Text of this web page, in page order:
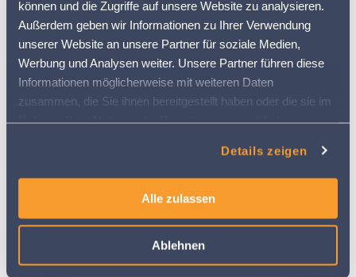
können und die Zugriffe auf unsere Website zu analysieren.
Außerdem geben wir Informationen zu Ihrer Verwendung
unserer Website an unsere Partner für soziale Medien,
Werbung und Analysen weiter. Unsere Partner führen diese
Informationen möglicherweise mit weiteren Daten
zusammen, die Sie ihnen bereitgestellt haben oder die sie im
Rahmen Ihrer Nutzung der Dienste gesammelt haben.
Details zeigen
Alle zulassen
Ablehnen
Wirst du auf dem Betrieb die 365CropApp auch zur
Dokumentation im Feld einsetzen?
Wir haben die App bereits auf den Betriebshandys
installiert. Da wir nicht alle Maschinen mit den